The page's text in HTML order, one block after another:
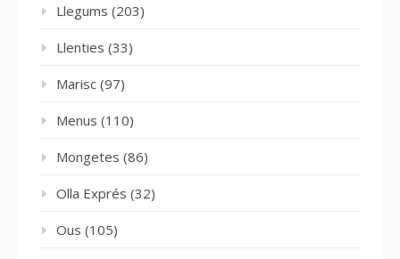
Llegums (203)
Llenties (33)
Marisc (97)
Menus (110)
Mongetes (86)
Olla Exprés (32)
Ous (105)